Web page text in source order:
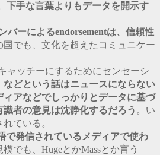
下手な言葉よりもデータを開示す
バーによるendorsementは、信頼性
国でも、文化を超えたコミュニケー
ャッチーにするためにセンセーシ
などという話はニュースにならない
ィアなどでしっかりとデータに基づ
者の意見は沈静化するだろう 。い
ている。
で発信されているメディアで使わ
でも、HugeとかMassとか言う